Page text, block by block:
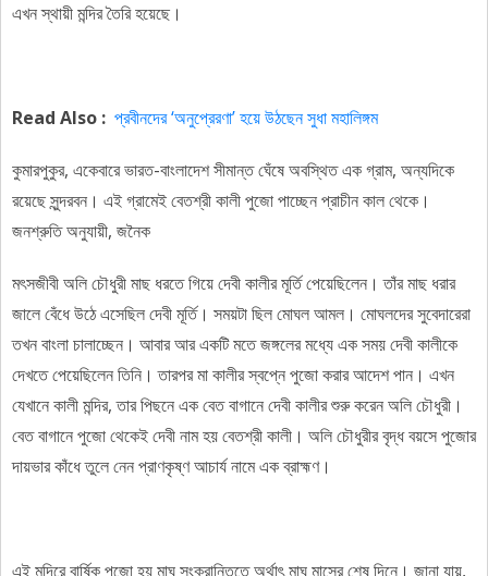
এখন স্থায়ী মন্দির তৈরি হয়েছে।
Read Also : প্রবীনদের ‘অনুপ্রেরণা’ হয়ে উঠছেন সুধা মহালিঙ্গম
কুমারপুকুর, একেবারে ভারত-বাংলাদেশ সীমান্ত ঘেঁষে অবস্থিত এক গ্রাম, অন্যদিকে
রয়েছে সুন্দরবন। এই গ্রামেই বেতশ্রী কালী পুজো পাচ্ছেন প্রাচীন কাল থেকে।
জনশ্রুতি অনুযায়ী, জনৈক
মৎসজীবী অলি চৌধুরী মাছ ধরতে গিয়ে দেবী কালীর মূর্তি পেয়েছিলেন। তাঁর মাছ ধরার
জালে বেঁধে উঠে এসেছিল দেবী মূর্তি। সময়টা ছিল মোঘল আমল। মোঘলদের সুবেদারেরা
তখন বাংলা চালাচ্ছেন। আবার আর একটি মতে জঙ্গলের মধ্যে এক সময় দেবী কালীকে
দেখতে পেয়েছিলেন তিনি। তারপর মা কালীর স্বপ্নে পুজো করার আদেশ পান। এখন
যেখানে কালী মন্দির, তার পিছনে এক বেত বাগানে দেবী কালীর শুরু করেন অলি চৌধুরী।
বেত বাগানে পুজো থেকেই দেবী নাম হয় বেতশ্রী কালী। অলি চৌধুরীর বৃদ্ধ বয়সে পুজোর
দায়ভার কাঁধে তুলে নেন প্রাণকৃষ্ণ আচার্য নামে এক ব্রাহ্মণ।
এই মন্দিরে বার্ষিক পুজো হয় মাঘ সংক্রান্তিতে অর্থাৎ মাঘ মাসের শেষ দিনে। জানা যায়,